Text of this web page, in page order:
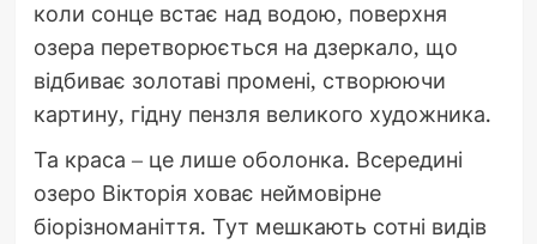
коли сонце встає над водою, поверхня
озера перетворюється на дзеркало, що
відбиває золотаві промені, створюючи
картину, гідну пензля великого художника.
Та краса – це лише оболонка. Всередині
озеро Вікторія ховає неймовірне
біорізноманіття. Тут мешкають сотні видів